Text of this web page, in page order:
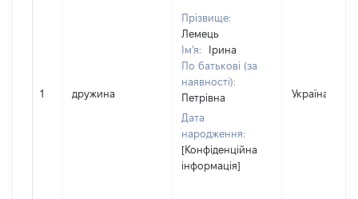
1 дружина
Прізвище:
Лемець
Ім'я:
Ірина
По батькові (за
наявності):
Петрівна
Дата
народження:
[Конфіденційна
інформація]
Україна